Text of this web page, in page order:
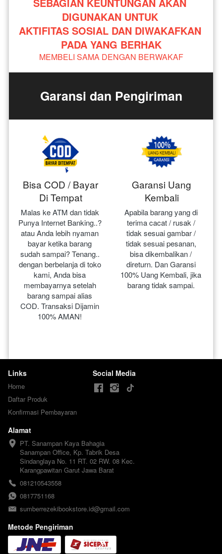
SEBAGIAN KEUNTUNGAN AKAN
DIGUNAKAN UNTUK
AKTIFITAS SOSIAL DAN DIWAKAFKAN
PADA YANG BERHAK
MEMBELI SAMA DENGAN BERWAKAF
Garansi dan Pengiriman
Bisa COD / Bayar
Di Tempat
Malas ke ATM dan tidak
Punya Internet Banking..?
atau Anda lebih nyaman
bayar ketika barang
sudah sampai? Tenang..
dengan berbelanja di toko
kami, Anda bisa
membayarnya setelah
barang sampai alias
COD. Transaksi Dijamin
100% AMAN!
Garansi Uang
Kembali
Apabila barang yang di
terima cacat / rusak /
tidak sesuai gambar /
tidak sesuai pesanan,
bisa dikembalikan /
direturn. Dan Garansi
100% Uang Kembali, jika
barang tidak sampai.
Links
Home
Daftar Produk
Konfirmasi Pembayaran
Social Media
Alamat
PT. Sanampan Kaya Bahagia
Sanampan Office, Kp. Tabrik Desa
Sindanglaya No. 11 RT. 02 RW. 08 Kec.
Karangpawitan Garut Jawa Barat
081210543558
0817751168
sumberrezekibookstore.id@gmail.com
Metode Pengiriman